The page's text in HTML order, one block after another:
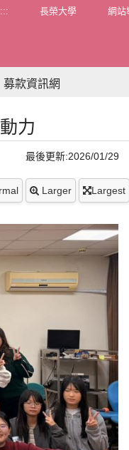
::: 長榮大學 網站
募款資訊網
力
最後更新:2026/01/29
Larger Largest